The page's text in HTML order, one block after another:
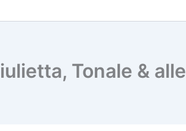
Tonale & alle